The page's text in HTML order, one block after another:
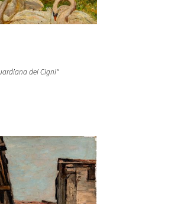
dei Cigni"